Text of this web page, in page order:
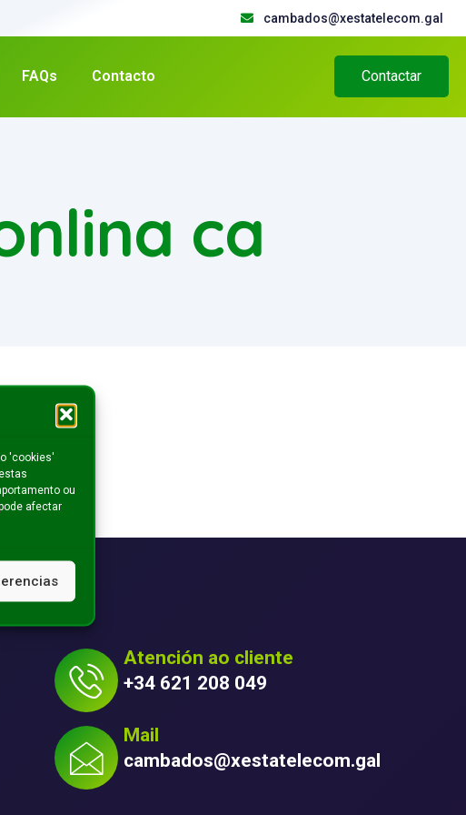
'cookies'
ou
afectar
cambados@xestatelecom.gal
FAQs Contacto Contactar
ca
Atención ao cliente
+34 621 208 049
Mail
cambados@xestatelecom.gal